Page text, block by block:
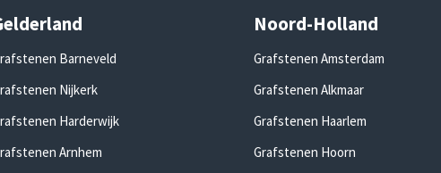
Barneveld
Nijkerk
Harderwijk
Arnhem
Noord-Holland
Grafstenen Amsterdam
Grafstenen Alkmaar
Grafstenen Haarlem
Grafstenen Hoorn